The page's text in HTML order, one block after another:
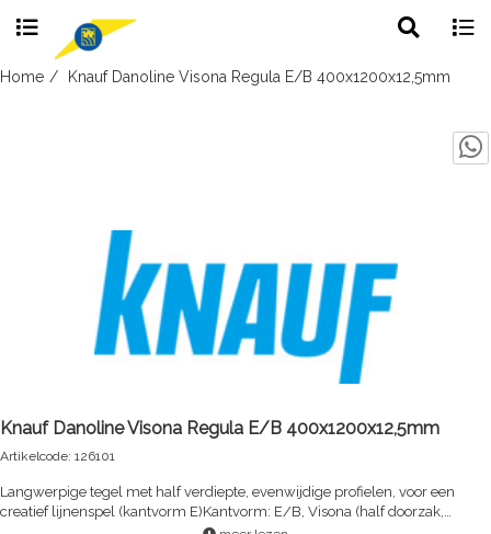
Skip
search
Home Knauf Danoline Visona Regula E/B 400x1200x12,5mm
Knauf Danoline Visona Regula E/B 400x1200x12,5mm
Artikelcode: 126101
Langwerpige tegel met half verdiepte, evenwijdige profielen, voor een
creatief lijnenspel (kantvorm E)Kantvorm: E/B, Visona (half doorzak,